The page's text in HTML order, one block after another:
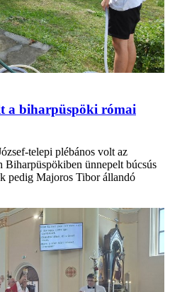
a biharpüspöki római
telepi plébános volt az
Biharpüspökiben ünnepelt búcsús
pedig Majoros Tibor állandó